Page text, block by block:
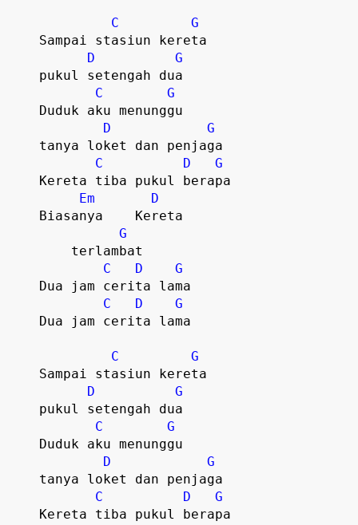
C
G
D
G
C
G
D
G
C
D
G
Em
D
G
C
D
G
C
D
G
C
G
D
G
C
G
D
G
C
D
G